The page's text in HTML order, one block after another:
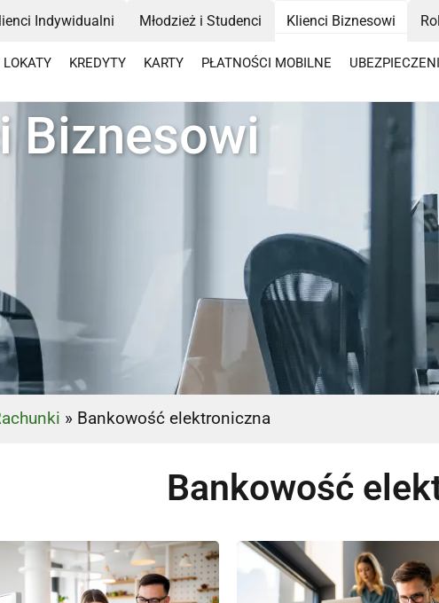
Indywidualni Młodzież i Studenci Klienci Biznesowi
LOKATY KREDYTY KARTY PŁATNOŚCI MOBILNE
Biznesowi
» Bankowość elektroniczna
Bankowość